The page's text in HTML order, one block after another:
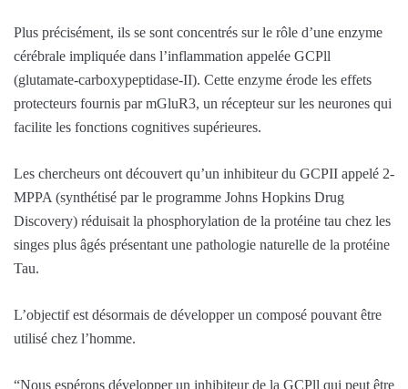
Plus précisément, ils se sont concentrés sur le rôle d’une enzyme
cérébrale impliquée dans l’inflammation appelée GCPll
(glutamate-carboxypeptidase-II). Cette enzyme érode les effets
protecteurs fournis par mGluR3, un récepteur sur les neurones qui
facilite les fonctions cognitives supérieures.
Les chercheurs ont découvert qu’un inhibiteur du GCPII appelé 2-
MPPA (synthétisé par le programme Johns Hopkins Drug
Discovery) réduisait la phosphorylation de la protéine tau chez les
singes plus âgés présentant une pathologie naturelle de la protéine
Tau.
L’objectif est désormais de développer un composé pouvant être
utilisé chez l’homme.
“Nous espérons développer un inhibiteur de la GCPll qui peut être